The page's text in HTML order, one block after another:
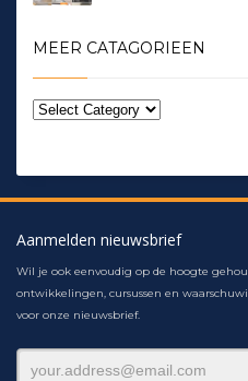
MEER CATAGORIEEN
Aanmelden nieuwsbrief
Wil je ook eenvoudig op de hoogte
ontwikkelingen, cursussen en
voor onze nieuwsbrief.